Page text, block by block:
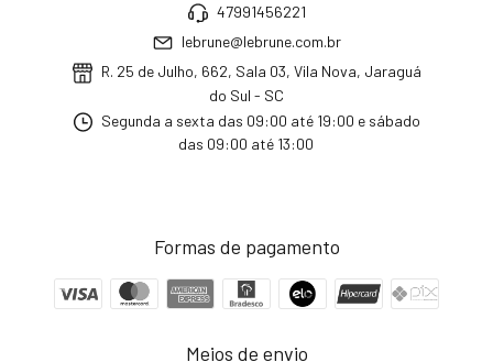
47991456221
lebrune@lebrune.com.br
R. 25 de Julho, 662, Sala 03, Vila Nova, Jaraguá
do Sul - SC
Segunda a sexta das 09:00 até 19:00 e sábado
das 09:00 até 13:00
Formas de pagamento
Meios de envio